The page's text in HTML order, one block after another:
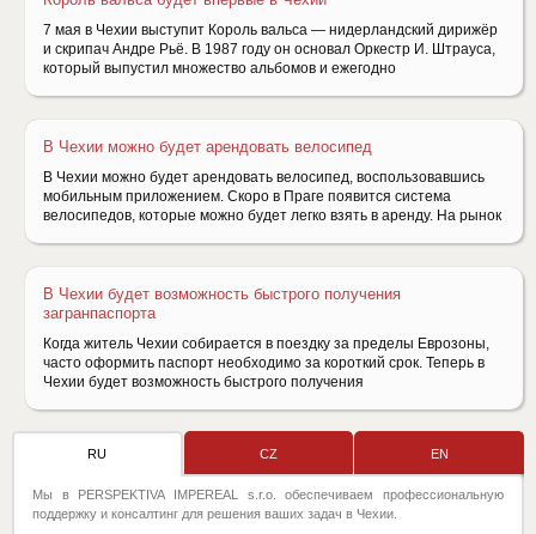
7 мая в Чехии выступит Король вальса — нидерландский дирижёр
и скрипач Aндре Рьё. В 1987 году он основал Оркестр И. Штрауса,
который выпустил множество альбомов и ежегодно
В Чехии можно будет арендовать велосипед
В Чехии можно будет арендовать велосипед, воспользовавшись
мобильным приложением. Скоро в Праге появится система
велосипедов, которые можно будет легко взять в аренду. На рынок
В Чехии будет возможность быстрого получения
загранпаспорта
Когда житель Чехии собирается в поездку за пределы Еврозоны,
часто оформить паспорт необходимо за короткий срок. Теперь в
Чехии будет возможность быстрого получения
RU CZ EN
Мы в PERSPEKTIVA IMPEREAL s.r.o. обеспечиваем профессиональную
поддержку и консалтинг для решения ваших задач в Чехии.